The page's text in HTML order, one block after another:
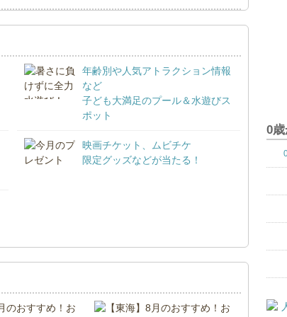
年齢別や人気アトラクション情報
など
子ども大満足のプール＆水遊びス
ポット
映画チケット、ムビチケ
限定グッズなどが当たる！
0